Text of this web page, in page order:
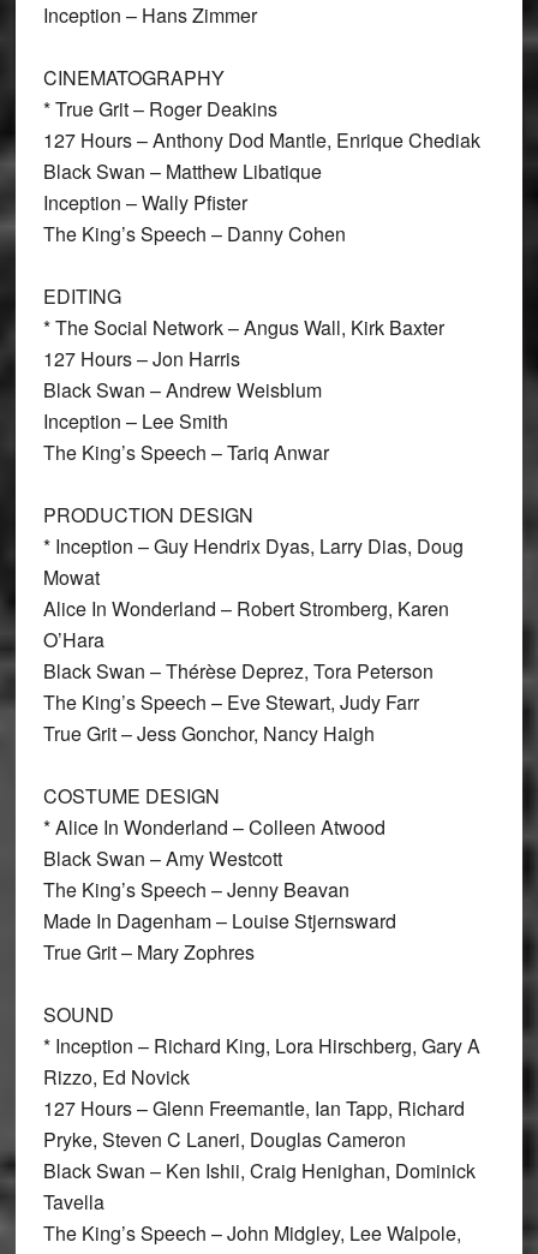
Inception – Hans Zimmer
CINEMATOGRAPHY
* True Grit – Roger Deakins
127 Hours – Anthony Dod Mantle, Enrique Chediak
Black Swan – Matthew Libatique
Inception – Wally Pfister
The King’s Speech – Danny Cohen
EDITING
* The Social Network – Angus Wall, Kirk Baxter
127 Hours – Jon Harris
Black Swan – Andrew Weisblum
Inception – Lee Smith
The King’s Speech – Tariq Anwar
PRODUCTION DESIGN
* Inception – Guy Hendrix Dyas, Larry Dias, Doug
Mowat
Alice In Wonderland – Robert Stromberg, Karen
O’Hara
Black Swan – Thérèse Deprez, Tora Peterson
The King’s Speech – Eve Stewart, Judy Farr
True Grit – Jess Gonchor, Nancy Haigh
COSTUME DESIGN
* Alice In Wonderland – Colleen Atwood
Black Swan – Amy Westcott
The King’s Speech – Jenny Beavan
Made In Dagenham – Louise Stjernsward
True Grit – Mary Zophres
SOUND
* Inception – Richard King, Lora Hirschberg, Gary A
Rizzo, Ed Novick
127 Hours – Glenn Freemantle, Ian Tapp, Richard
Pryke, Steven C Laneri, Douglas Cameron
Black Swan – Ken Ishii, Craig Henighan, Dominick
Tavella
The King’s Speech – John Midgley, Lee Walpole,